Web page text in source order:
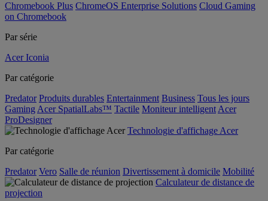
Chromebook Plus ChromeOS Enterprise Solutions Cloud Gaming
on Chromebook
Par série
Acer Iconia
Par catégorie
Predator Produits durables Entertainment Business Tous les jours
Gaming Acer SpatialLabs™ Tactile Moniteur intelligent Acer
ProDesigner
Technologie d'affichage Acer
Par catégorie
Predator Vero Salle de réunion Divertissement à domicile Mobilité
Calculateur de distance de
projection